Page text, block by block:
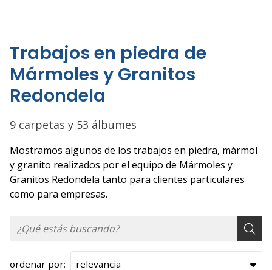
Trabajos en piedra de
Mármoles y Granitos
Redondela
9 carpetas y 53 álbumes
Mostramos algunos de los trabajos en piedra, mármol
y granito realizados por el equipo de Mármoles y
Granitos Redondela tanto para clientes particulares
como para empresas.
ordenar por: